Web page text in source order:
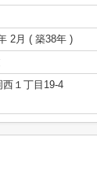
2月 ( 築38年 )
１丁目19-4